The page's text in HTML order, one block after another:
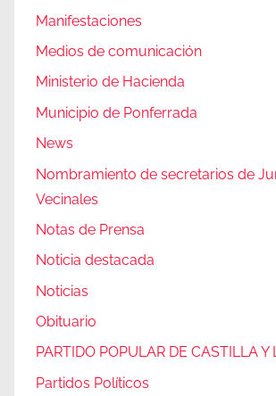
Manifestaciones
Medios de comunicación
Ministerio de Hacienda
Municipio de Ponferrada
News
Nombramiento de secretarios de
Vecinales
Notas de Prensa
Noticia destacada
Noticias
Obituario
PARTIDO POPULAR DE CASTILLA Y
Partidos Políticos